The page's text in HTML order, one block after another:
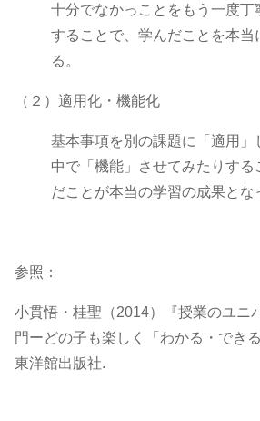
十分でなかっことをもう一度丁
することで、学んだことを本当
る。
（２）適用化・機能化
基本事項を別の課題に「適用」
中で「機能」させてみたりする
だことが本当の学習の成果とな
参照：
小貫悟・桂聖（2014）『授業のユニ
門ーどの子も楽しく「わかる・でき
東洋館出版社.